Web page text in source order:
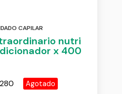
CAPILAR
nutri
x 400
Agotado